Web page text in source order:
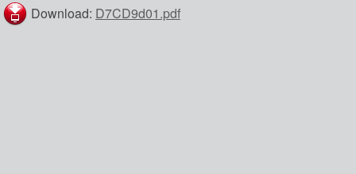
sich vom
Download: D7CD9d01.pdf